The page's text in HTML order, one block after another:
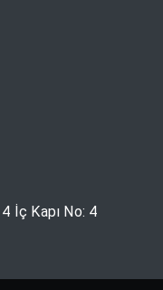
İç Kapı No: 4